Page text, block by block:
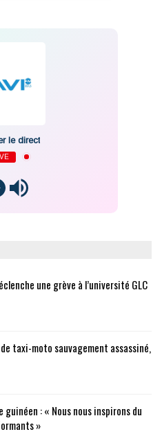
le direct
une grève à l’université GLC
taxi-moto sauvagement assassiné,
: « Nous nous inspirons du
»